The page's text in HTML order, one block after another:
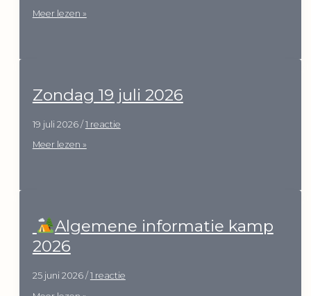
Maandag
Meer lezen »
Zondag 19 juli 2026
19 juli 2026 / 1 reactie
Zondag
Meer lezen »
Algemene informatie kamp
2026
25 juni 2026 / 1 reactie